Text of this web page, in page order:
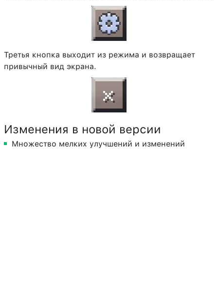
Третья кнопка выходит из режима и возвращает
привычный вид экрана.
Изменения в новой версии
Множество мелких улучшений и изменений